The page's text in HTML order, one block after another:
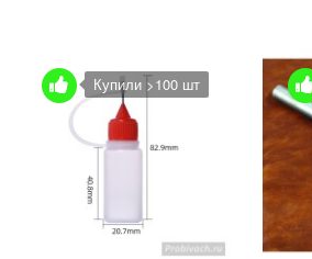
Купили >100 шт